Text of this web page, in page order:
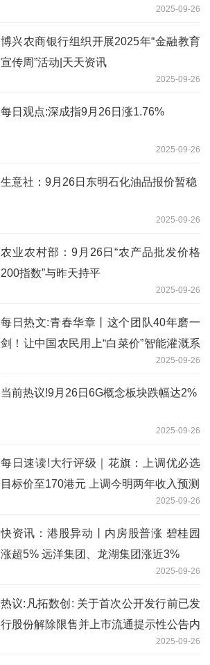
2025-09-26
博兴农商银行组织开展2025年“金融教育
宣传周”活动|天天资讯
2025-09-26
每日观点:深成指9月26日涨1.76%
2025-09-26
生意社：9月26日东明石化油品报价暂稳
2025-09-26
农业农村部：9月26日“农产品批发价格
200指数”与昨天持平
2025-09-26
每日热文:青春华章丨这个团队40年磨一
剑！让中国农民用上“白菜价”智能灌溉系
2025-09-26
当前热议!9月26日6G概念板块跌幅达2%
2025-09-26
每日速读!大行评级｜花旗：上调优必选
目标价至170港元 上调今明两年收入预测
2025-09-26
快资讯：港股异动丨内房股普涨 碧桂园
涨超5% 远洋集团、龙湖集团涨近3%
2025-09-26
热议:凡拓数创: 关于首次公开发行前已发
行股份解除限售并上市流通提示性公告内
2025-09-26